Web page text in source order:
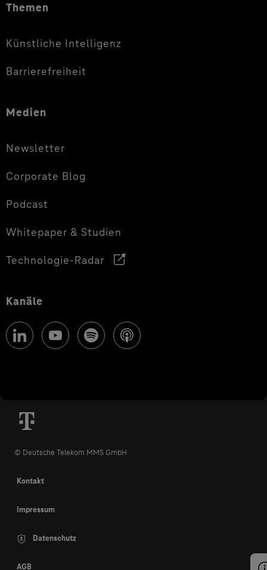
Themen
Künstliche Intelligenz
Barrierefreiheit
Medien
Newsletter
Corporate Blog
Podcast
Whitepaper & Studien
Technologie-Radar
Kanäle
© Deutsche Telekom MMS GmbH
Kontakt
Impressum
Datenschutz
AGB